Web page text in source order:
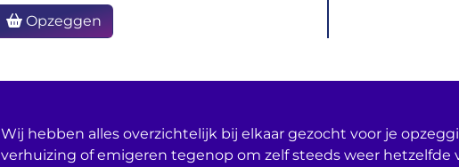
Opzeggen
Wij hebben alles overzichtelijk bij elkaar gezocht voor je
verhuizing of emigeren tegenop om zelf steeds weer hetzelfde